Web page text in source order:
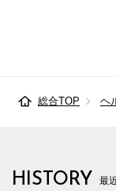
総合TOP ヘ
HISTORY 最